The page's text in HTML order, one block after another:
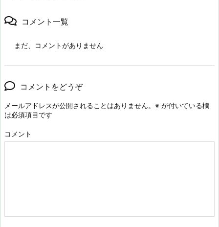
コメント一覧
まだ、コメントがありません
コメントをどうぞ
メールアドレスが公開されることはありません。 ※ が付いている欄
は必須項目です
コメント